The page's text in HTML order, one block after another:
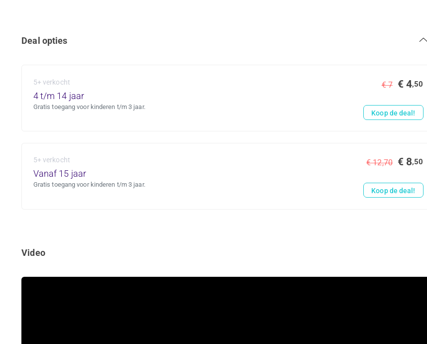
Deal opties
5+ verkocht
4 t/m 14 jaar
Gratis toegang voor kinderen t/m 3 jaar.
€ 7 € 4,50
Koop de deal!
5+ verkocht
Vanaf 15 jaar
Gratis toegang voor kinderen t/m 3 jaar.
€ 12,70 € 8,50
Koop de deal!
Video